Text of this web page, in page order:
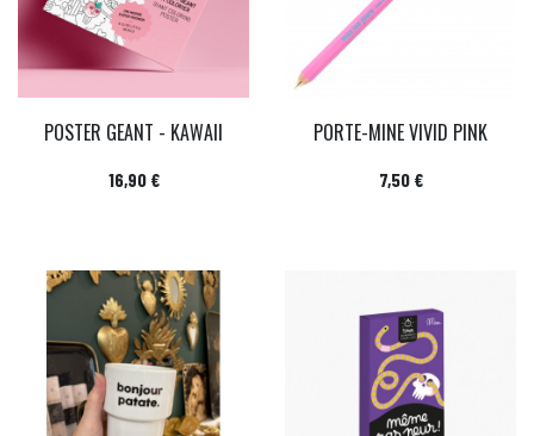
POSTER GEANT - KAWAII
Prix
16,90 €
PORTE-MINE VIVID PINK
Prix
7,50 €